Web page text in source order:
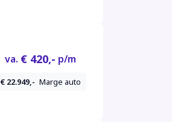
va. € 420,- p/m
€ 22.949,- Marge auto